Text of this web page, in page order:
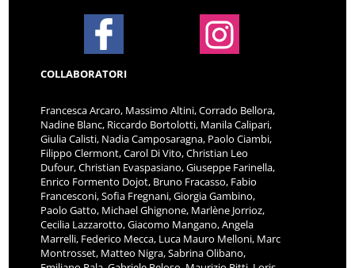
COLLABORATORI
Francesca Arcaro, Massimo Altini, Corrado Bellora,
Nadine Blanc, Riccardo Bortolotti, Manila Calipari,
Giulia Calisti, Nadia Camposaragna, Paolo Ciambi,
Filippo Clermont, Carol Di Vito, Christian Leo
Dufour, Christian Evaspasiano, Giuseppe Farinella,
Enrico Formento Dojot, Bruno Fracasso, Fabio
Francesconi, Sofia Fregnani, Giorgia Gambino,
Paolo Gatto, Michael Ghignone, Marlène Jorrioz,
Cecilia Lazzarotto, Giacomo Mangano, Angela
Marrelli, Federico Mecca, Luca Mauro Melloni, Marc
Montrosset, Matteo Nigra, Sabrina Olibano,